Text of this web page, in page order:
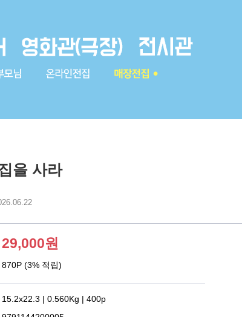
을 사라
29,000원
870P (3% 적립)
15.2x22.3 | 0.560Kg | 400p